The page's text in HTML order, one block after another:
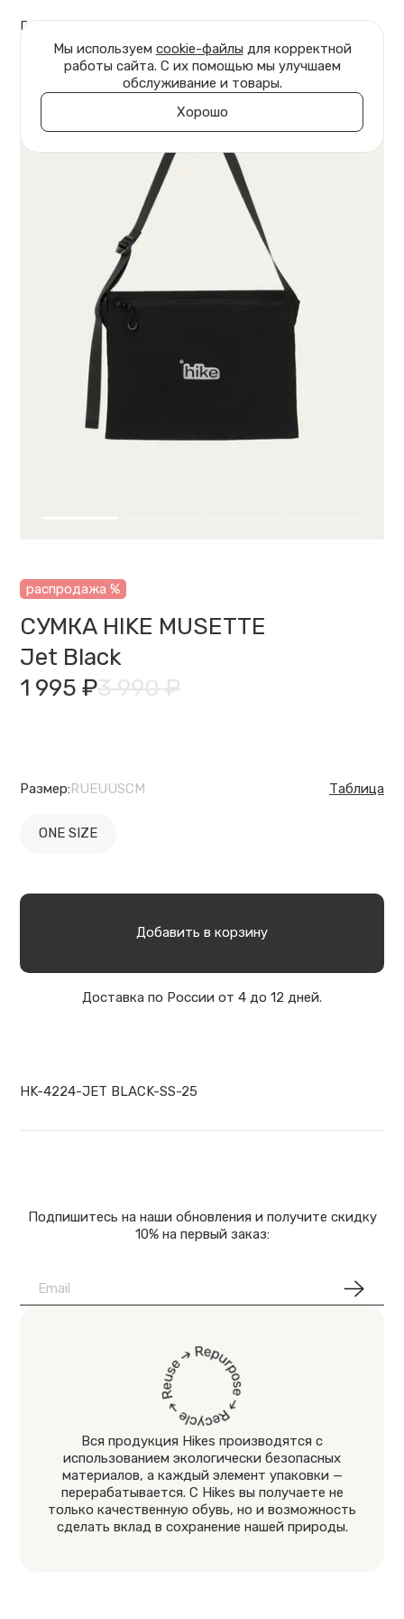
Главная Аксессуары Сумки
распродажа %
СУМКА HIKE MUSETTE
Jet Black
1 995 ₽3 990 ₽
Размер:RUEUUSCM Таблица
ONE SIZE
Добавить в корзину
Доставка по России от 4 до 12 дней.
HK-4224-JET BLACK-SS-25
Подпишитесь на наши обновления и получите скидку
10% на первый заказ:
Вся продукция Hikes производятся с
использованием экологически безопасных
материалов, а каждый элемент упаковки —
перерабатывается. С Hikes вы получаете не
только качественную обувь, но и возможность
сделать вклад в сохранение нашей природы.
Мы используем cookie-файлы для корректной
работы сайта. С их помощью мы улучшаем
обслуживание и товары.
Хорошо